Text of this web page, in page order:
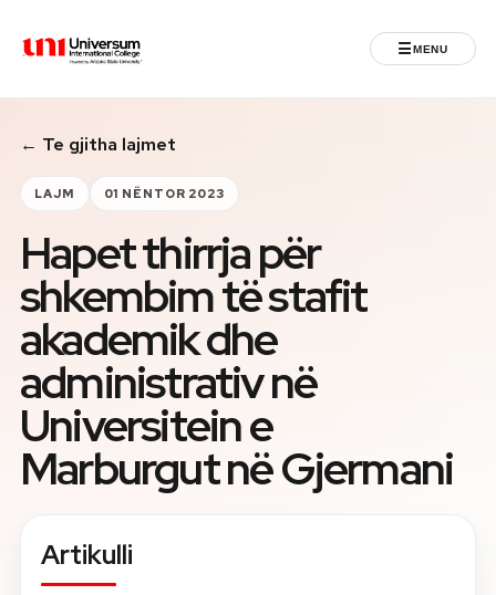
Universum University ☰MENU
MENU
Ballina
Regjistrimet
Programet
Jeta Studentore
Ndërkombëtare
Fuqizuar nga ASU
Rreth nesh
← Te gjitha lajmet
LAJM 01 NËNTOR 2023
Hapet thirrja për
shkembim të stafit
akademik dhe
administrativ në
Universitein e
Marburgut në Gjermani
Artikulli